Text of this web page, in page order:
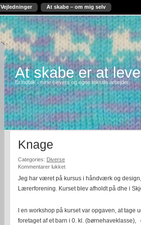
Vejledninger At skabe – om mig selv
At skabe er at leve
Et indblik i mine elevers og egne tekstile arbejder.
Knage
Categories: Diverse
Kommentarer lukkettil
Jeg har været på kursus i håndværk og
Lærerforening. Kurset blev afholdt på dhe i
I en workshop på kurset var opgaven, at tage
foretaget af et barn i 0. kl.